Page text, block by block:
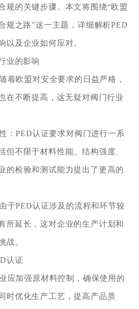
规的关键步骤。本文将围绕“欧盟
规之路”这一主题，详细解析PED
以及企业如何应对。
业的影响
着欧盟对安全要求的日益严格，
在不断提高，这无疑对阀门行业
：PED认证要求对阀门进行一系
但不限于材料性能、结构强度、
的检验和测试能力提出了更高的
于PED认证涉及的流程和环节较
所延长，这对企业的生产计划和
战。
认证
应加强原材料控制，确保使用的
时优化生产工艺，提高产品质